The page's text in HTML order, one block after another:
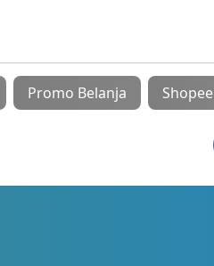
Promo Belanja Shopee